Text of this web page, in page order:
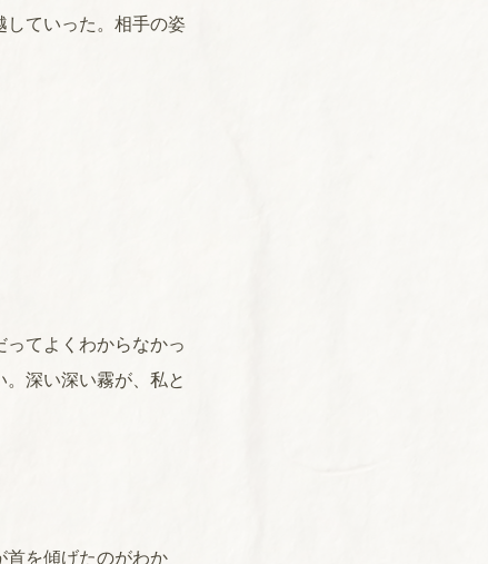
ていった。相手の姿
てよくわからなかっ
深い深い霧が、私と
を傾げたのがわか